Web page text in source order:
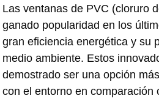
Las ventanas de PVC (cloruro
ganado popularidad en los
gran eficiencia energética y su
medio ambiente. Estos
demostrado ser una opción
con el entorno en comparación